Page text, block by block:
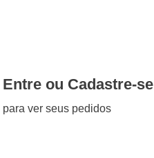
Entre ou Cadastre-se
para ver seus pedidos